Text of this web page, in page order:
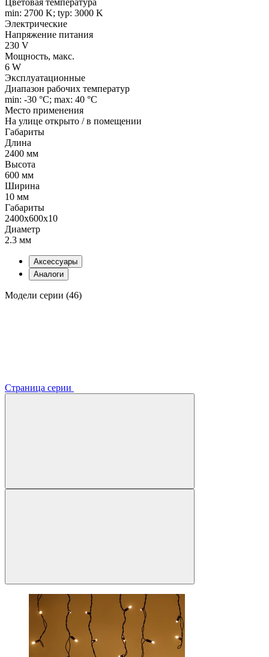
min: 2700 K; typ: 3000 K
Электрические
Напряжение питания
230 V
Мощность, макс.
6 W
Эксплуатационные
Диапазон рабочих температур
min: -30 °C; max: 40 °C
Место применения
На улице открыто / в помещении
Габариты
Длина
2400 мм
Высота
600 мм
Ширина
10 мм
Габариты
2400x600x10
Диаметр
2.3 мм
Аксессуары
Аналоги
Модели серии (46)
Страница серии